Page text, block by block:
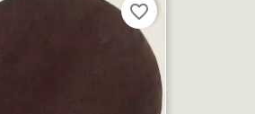
favorite_border